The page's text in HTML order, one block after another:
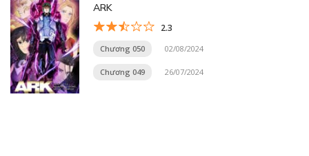
ARK
2.3
Chương 050 02/08/2024
Chương 049 26/07/2024